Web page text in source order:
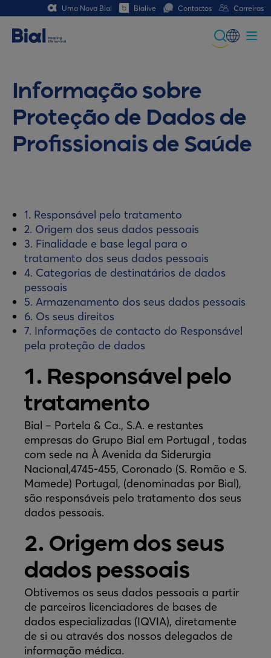
Uma Nova Bial Bialive Contactos Carreiras
Portuguese
Spanish
Italian
German (CH)
Informação sobre
Proteção de Dados de
Profissionais de Saúde
1. Responsável pelo tratamento
2. Origem dos seus dados pessoais
3. Finalidade e base legal para o
tratamento dos seus dados pessoais
4. Categorias de destinatários de dados
pessoais
5. Armazenamento dos seus dados pessoais
6. Os seus direitos
7. Informações de contacto do Responsável
pela proteção de dados
1. Responsável pelo
tratamento
Bial – Portela & Ca., S.A. e restantes
empresas do Grupo Bial em Portugal , todas
com sede na À Avenida da Siderurgia
Nacional,4745-455, Coronado (S. Romão e S.
Mamede) Portugal, (denominadas por Bial),
são responsáveis pelo tratamento dos seus
dados pessoais.
2. Origem dos seus
dados pessoais
Obtivemos os seus dados pessoais a partir
de parceiros licenciadores de bases de
dados especializadas (IQVIA), diretamente
de si ou através dos nossos delegados de
informação médica.